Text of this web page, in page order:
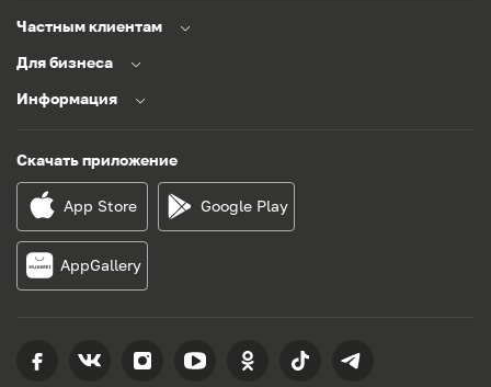
Частным клиентам
Для бизнеса
Информация
Скачать приложение
App Store Google Play
AppGallery